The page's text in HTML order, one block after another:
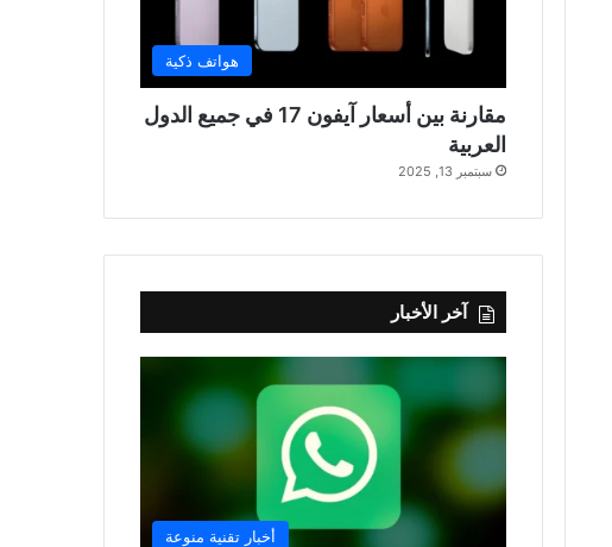
هواتف ذكية
مقارنة بين أسعار آيفون 17 في جميع الدول
العربية
سبتمبر 13, 2025
آخر الأخبار
أخبار تقنية منوعة